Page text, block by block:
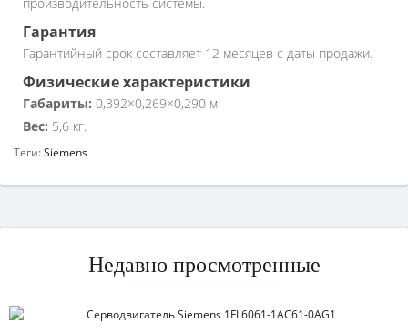
Гарантия
Гарантийный срок составляет 12 месяцев с даты продажи.
Физические характеристики
Габариты: 0,392×0,269×0,290 м.
Вес: 5,6 кг.
Теги:Siemens
Недавно просмотренные